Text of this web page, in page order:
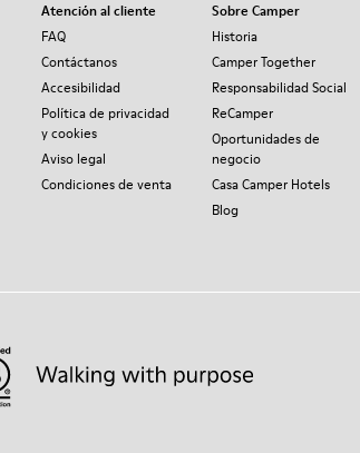
Atención al cliente
FAQ
Contáctanos
Accesibilidad
Política de privacidad
y cookies
Aviso legal
Condiciones de venta
Sobre Camper
Historia
Camper Together
Responsabilidad Social
ReCamper
Oportunidades de
negocio
Casa Camper Hotels
Blog